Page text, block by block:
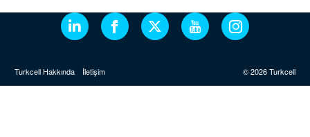
Turkcell Hakkında İletişim © 2026 Turkcell